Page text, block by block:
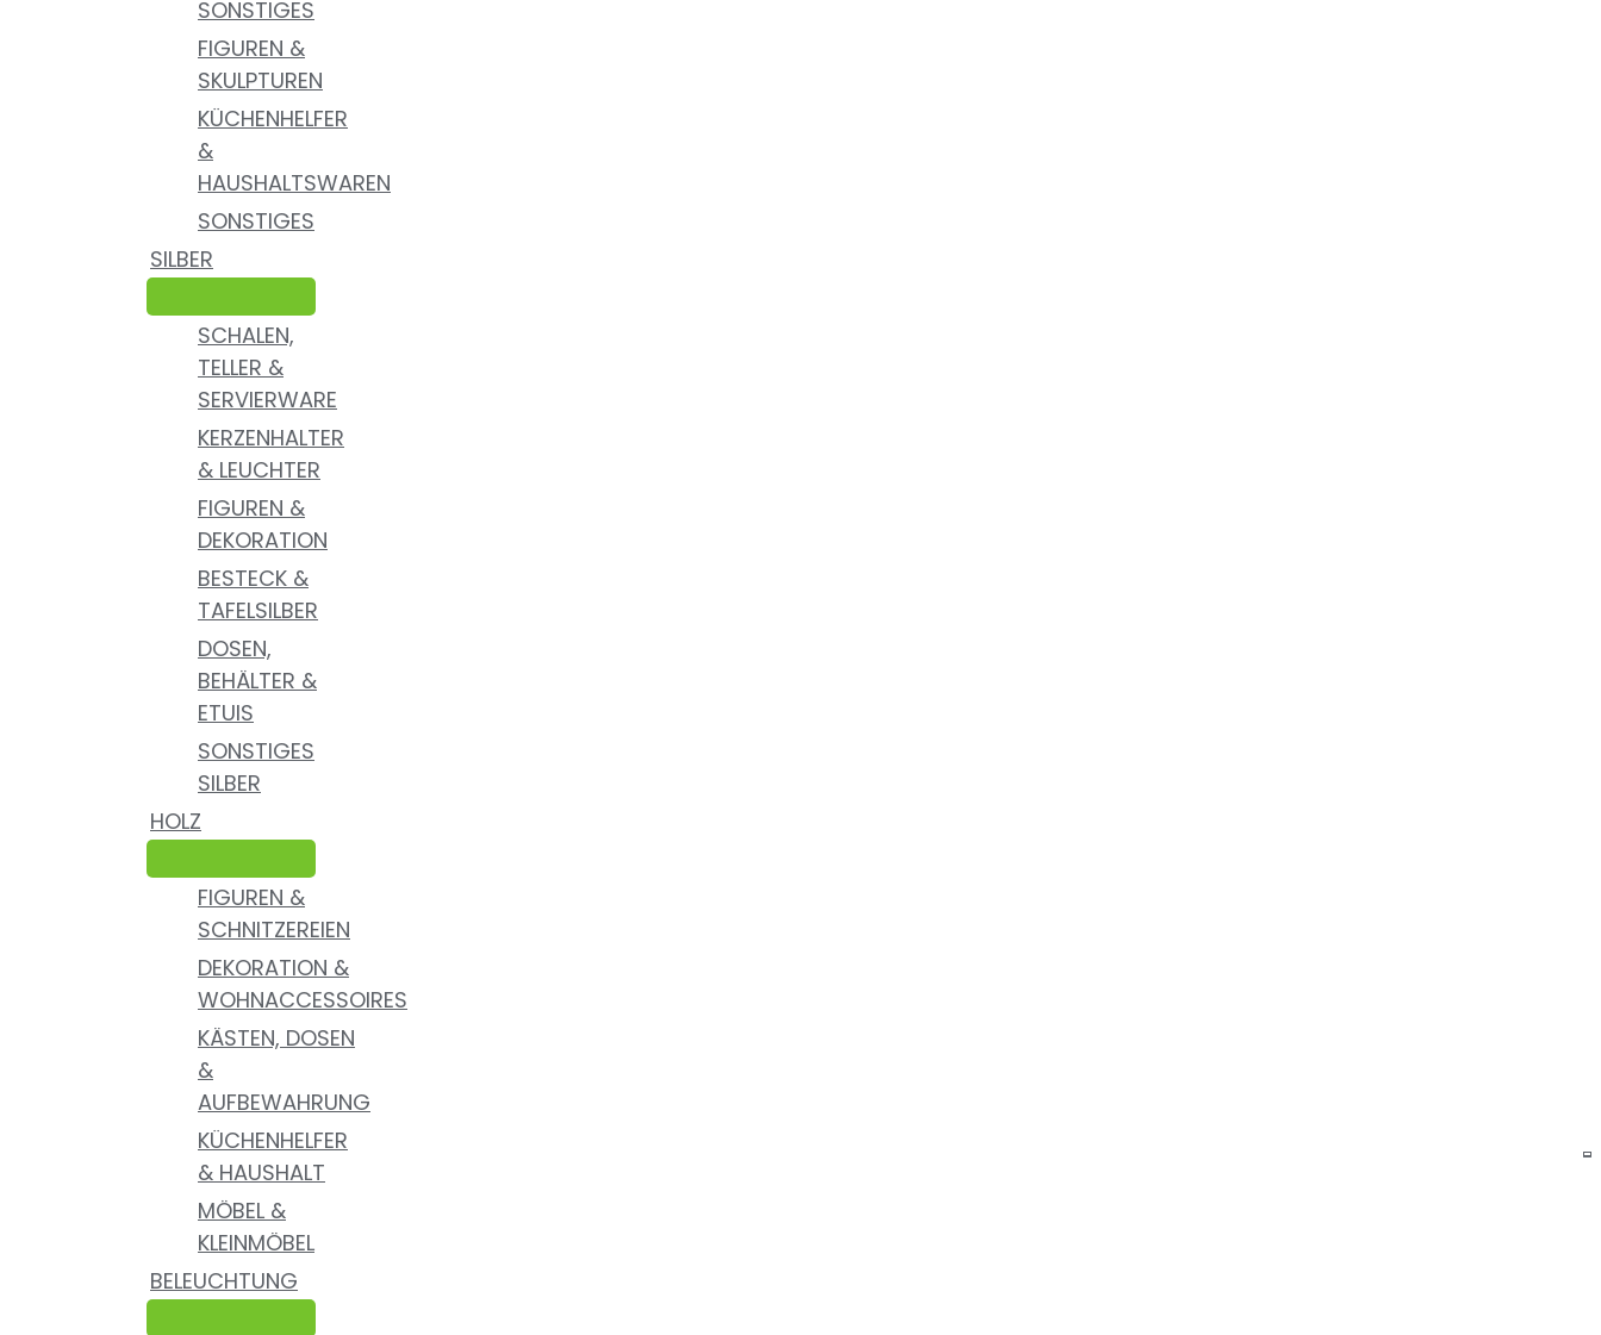
SONSTIGES
FIGUREN &
SKULPTUREN
KÜCHENHELFER
&
HAUSHALTSWAREN
SONSTIGES
SILBER
SCHALEN,
TELLER &
SERVIERWARE
KERZENHALTER
& LEUCHTER
FIGUREN &
DEKORATION
BESTECK &
TAFELSILBER
DOSEN,
BEHÄLTER &
ETUIS
SONSTIGES
SILBER
HOLZ
FIGUREN &
SCHNITZEREIEN
DEKORATION &
WOHNACCESSOIRES
KÄSTEN, DOSEN
&
AUFBEWAHRUNG
KÜCHENHELFER
& HAUSHALT
MÖBEL &
KLEINMÖBEL
BELEUCHTUNG